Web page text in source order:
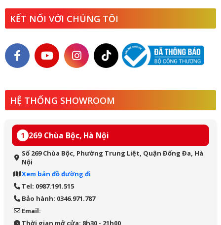
KẾT NỐI VỚI CHÚNG TÔI
HỆ THỐNG SHOWROOM
1 269 Chùa Bộc, Hà Nội
Số 269 Chùa Bộc, Phường Trung Liệt, Quận Đống Đa, Hà
Nội
Xem bản đồ đường đi
Tel: 0987.191.515
Bảo hành: 0346.971.787
Email:
Thời gian mở cửa: 8h30 - 21h00